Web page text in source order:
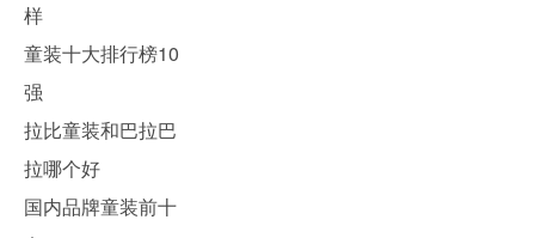
样
童装十大排行榜10
强
拉比童装和巴拉巴
拉哪个好
国内品牌童装前十